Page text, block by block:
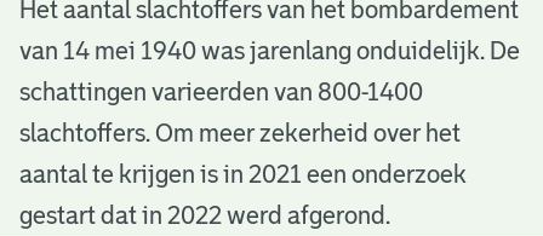
S
a
h
Het aantal slachtoffers van het bombardement
van 14 mei 1940 was jarenlang onduidelijk. De
schattingen varieerden van 800-1400
slachtoffers. Om meer zekerheid over het
aantal te krijgen is in 2021 een onderzoek
gestart dat in 2022 werd afgerond.